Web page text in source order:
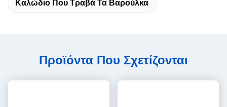
Καλώδιο Που Τραβά Τα Βαρούλκα
Προϊόντα Που Σχετίζονται